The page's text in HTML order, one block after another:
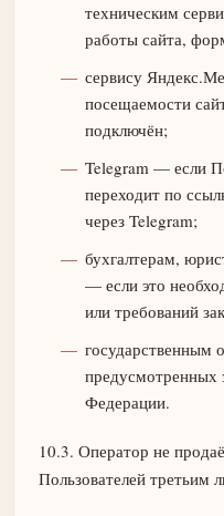
техническим
работы сайта,
сервису
посещаемости
подключён;
Telegram — если
переходит по
через Telegram;
бухгалтерам,
— если это
или требований
государственным
предусмотренных
Федерации.
10.3. Оператор не
Пользователей третьим